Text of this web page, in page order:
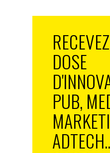
DOSE
PUB,